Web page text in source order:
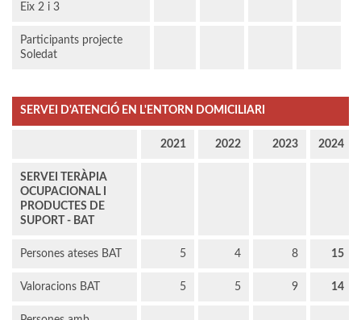
Eix 2 i 3
Participants projecte
Soledat
SERVEI D'ATENCIÓ EN L'ENTORN DOMICILIARI
2021 2022 2023 2024
SERVEI TERÀPIA
OCUPACIONAL I
PRODUCTES DE
SUPORT - BAT
Persones ateses BAT 5 4 8 15
Valoracions BAT 5 5 9 14